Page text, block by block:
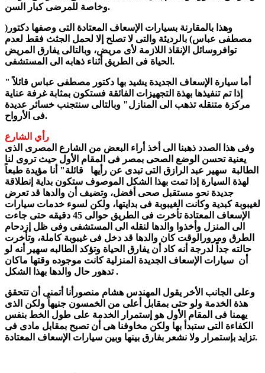
وخاصة للمرضى كبار السن.
وهذا بالمقارنة بسيارات الإسعاف المعتادة التى وصفها دكتور(
مصطفى عباس) بالرديئة والتى لا تصلح إلا لحمل الجثث فقط لعدم
توافروسائل الإنقاذ اللازمة لأى مريض، وبالتالى يفارق المريض
الحياة فى الطريق أثناء ذهابه الى المستشفى.
أما سيارة الإسعاف الجديدة يشيد بها دكتور مصطفى عباس قائلاً "
إذا تم تنفيذها بهذة التجهيزات الفائقة فستكون بمثابة غرفة عناية
مركزة متنقله تذهب الى المنازل" وبالتالى سنتجنب خسائر عديدة
فى الأرواح.
رأي الشارع
وفى هذا الصدد ذهبنا الى أخذ أراء البعض من الشارع المصرى الذى
يعنية تحسن الوضع الصحى بمصر فى المقام الأول حيث تروى لنا
الطالبة سهير عبد الرازق التى تبدى عن رأيها قائلة" أنا مؤيدة طبعاً
لهذة السيارة إذا تمت بهذا الشكل الموصوف ستكون بداية إنطلاقة
جديدة نحو مستقبل صحى أفضل، وتضيف أن والدها قد تعرض
لغيبوبة كبدية وكانت الغيبوبة فى بدايتها، ولكن لسوء خدمات سيارات
الإسعاف المعتادة تأخرت فى الطريق حوالى 45 دقيقه حتى جاءت
الى المنزل وأخذوا والدها لنقله الى المستشفى وفى ظل إزدحام
الطرق ومرورالوقت كان والدها قد دخل فى غيبوبة كاملة، وتأخرت
حالته جداً لدرجة أنه كاد أن يفارق الحياة وتؤكد الطالبه سهير أنه لو
أن سيارات الإسعاف الجديدة المنزلية كانت موجوده وقتها ماكان
تدهور حال والدها بهذا الشكل .
وعلى الجانب الأخر يقول المهندس هشام منصورأنا أتمنى أن تتحقق
هذة الخدمة ولو حتى بمقابل أعلى من الخمسون جنيهاً ولكن الذى
يهمنا فى المقام الأول هو إستمرار الخدمة على طول الخط بنفس
الكفاءة التى ستبدأ بها ولكن مخاوفنا هى أن تصبح بمقابل مادى فى
تزايد بإستمرار ولا نشعر بفارق بينها وبين سيارات الإسعاف المعتادة.